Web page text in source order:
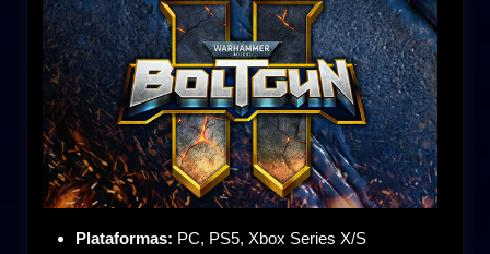
Plataformas: PC, PS5, Xbox Series X/S